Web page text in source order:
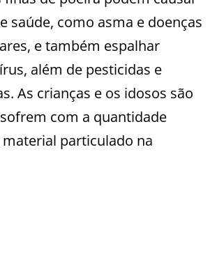
saúde, como asma e doenças
e também espalhar
além de pesticidas e
As crianças e os idosos são
com a quantidade
material particulado na